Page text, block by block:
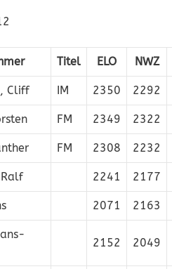
Titel ELO NWZ
Cliff IM 2350 2292
FM 2349 2322
FM 2308 2232
2241 2177
2071 2163
2152 2049